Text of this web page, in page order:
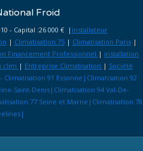
Froid
- Capital :26 000 € | installateur
| Climatisation 75| Climatisation Paris|
Financement Professionnel | installation
clim | Entreprise Climatisation | Société
Climatisation 91 Essonne|Climatisation 92
Saint-Denis|Climatisation 94 Val-De-
77 Seine et Marne|Climatisation 78